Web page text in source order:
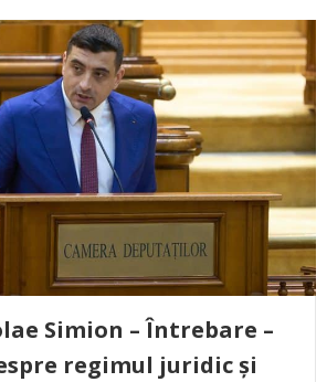
Simion – Întrebare –
regimul juridic și